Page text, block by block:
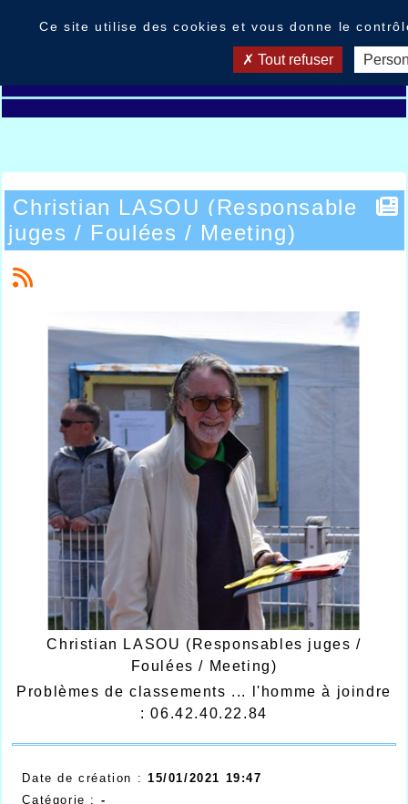
Christian LASOU (Responsable
juges / Foulées / Meeting)
Christian LASOU (Responsables juges /
Foulées / Meeting)
Problèmes de classements ... l'homme à joindre
: 06.42.40.22.84
Date de création : 15/01/2021 19:47
Catégorie : -
Ce site utilise des cookies et vous donne le
Tout refuser